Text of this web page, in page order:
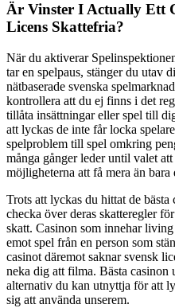
Är Vinster I Actually Ett
Licens Skattefria?
När du aktiverar
tar en spelpaus, stänger du utav
nätbaserade svenska
kontrollera att du ej finns i det
tillåta insättningar eller spel till
att lyckas de inte får locka
spelproblem till spel omkring
många gånger leder until valet
möjligheterna att få mera än
Trots att lyckas du hittat de bästa
checka över deras skatteregler
skatt. Casinon som innehar
emot spel från en person som
casinot däremot saknar svensk
neka dig att filma. Bästa casinon
alternativ du kan utnyttja för att
sig att använda unserem.